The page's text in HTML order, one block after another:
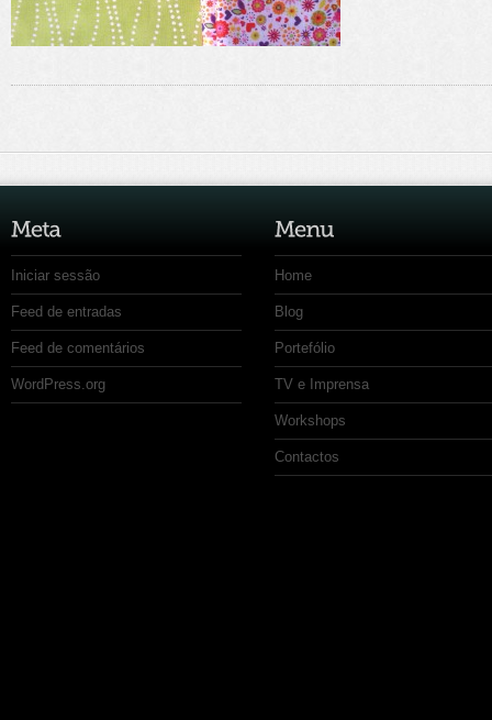
Iniciar sessão
Feed de entradas
Feed de comentários
WordPress.org
Home
Blog
Portefólio
TV e Imprensa
Workshops
Contactos